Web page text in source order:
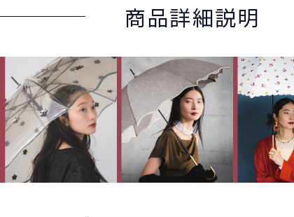
商品詳細説明